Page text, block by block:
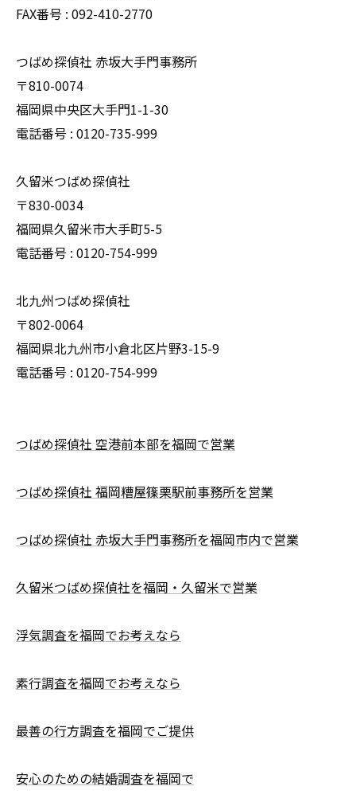
FAX番号 : 092-410-2770
つばめ探偵社 赤坂大手門事務所
〒810-0074
福岡県中央区大手門1-1-30
電話番号 : 0120-735-999
久留米つばめ探偵社
〒830-0034
福岡県久留米市大手町5-5
電話番号 : 0120-754-999
北九州つばめ探偵社
〒802-0064
福岡県北九州市小倉北区片野3-15-9
電話番号 : 0120-754-999
つばめ探偵社 空港前本部を福岡で営業
つばめ探偵社 福岡糟屋篠栗駅前事務所を営業
つばめ探偵社 赤坂大手門事務所を福岡市内で営業
久留米つばめ探偵社を福岡・久留米で営業
浮気調査を福岡でお考えなら
素行調査を福岡でお考えなら
最善の行方調査を福岡でご提供
安心のための結婚調査を福岡で